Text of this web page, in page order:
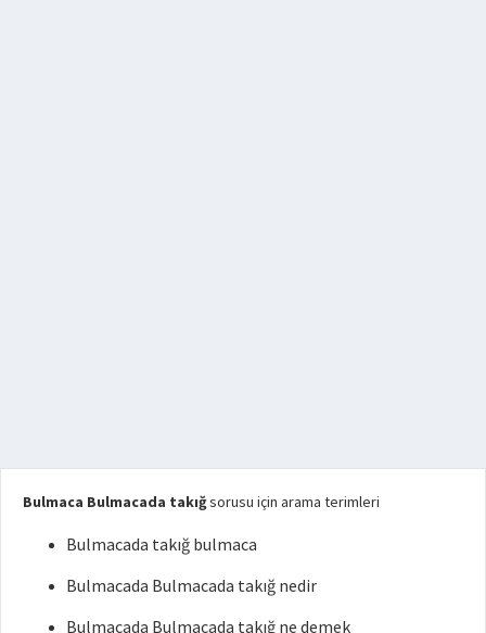
Bulmaca Bulmacada takığsorusu için arama terimleri
Bulmacada takığ bulmaca
Bulmacada Bulmacada takığ nedir
Bulmacada Bulmacada takığ ne demek